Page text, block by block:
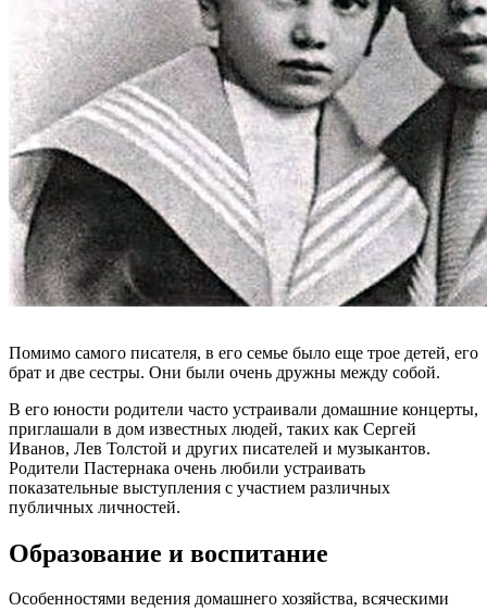
Помимо самого писателя, в его семье было еще трое детей, его
брат и две сестры. Они были очень дружны между собой.
В его юности родители часто устраивали домашние концерты,
приглашали в дом известных людей, таких как Сергей
Иванов, Лев Толстой и других писателей и музыкантов.
Родители Пастернака очень любили устраивать
показательные выступления с участием различных
публичных личностей.
Образование и воспитание
Особенностями ведения домашнего хозяйства, всяческими